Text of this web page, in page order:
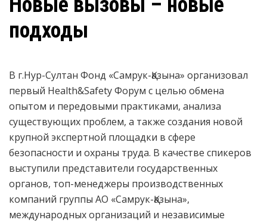
подходы
В г.Нур-Султан Фонд «Самрук-Қазына» организовал
первый Health&Safety Форум с целью обмена
опытом и передовыми практиками, анализа
существующих проблем, а также создания новой
крупной экспертной площадки в сфере
безопасности и охраны труда. В качестве спикеров
выступили представители государственных
органов, топ-менеджеры производственных
компаний группы АО «Самрук-Қазына»,
международных организаций и независимые